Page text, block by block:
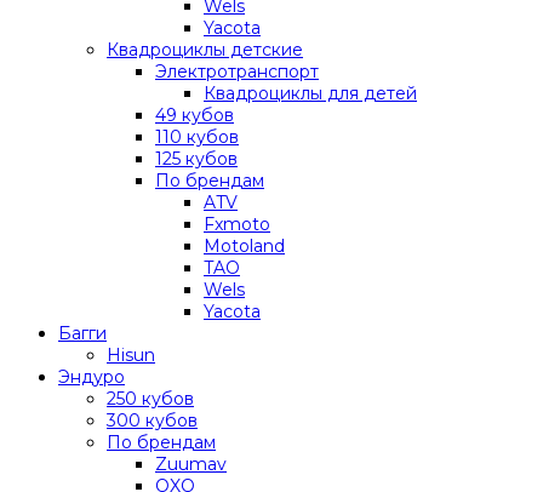
Wels
Yacota
Квадроциклы детские
Электротранспорт
Квадроциклы для детей
49 кубов
110 кубов
125 кубов
По брендам
ATV
Fxmoto
Motoland
TAO
Wels
Yacota
Багги
Hisun
Эндуро
250 кубов
300 кубов
По брендам
Zuumav
OXO